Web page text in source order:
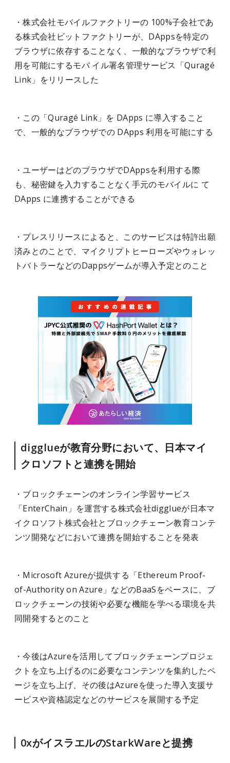
・株式会社モバイルファクトリーの 100%子会社であ
る株式会社ビットファクトリーが、DAppsを特定の
ブラウザに依存することなく、一般的なブラウザで利
用を可能にするモバ イル署名管理サービス「Quragé
Link」をリリースした
・この「Quragé Link」を DApps に導入すること
で、一般的なブラウザでの DApps 利用を可能にする
・ユーザーはどのブラウザでDAppsを利用する際
も、秘密鍵を入力することなく手元のモバイルに て
DApps に連携することができる
・プレスリリースによると、このサービスは特許出願
済みとのことで、マイクリプトヒーローズやウォレッ
トバトラーなどのDappsゲームが導入予定とのこと
digglueが教育分野において、日本マイ
クロソフトと連携を開始
・ブロックチェーンのオンライン学習サービス
「EnterChain」を運営する株式会社digglueが日本マ
イクロソフト株式会社とブロックチェーン教育コンテ
ンツ開発などにおいて連携を開始することを発表
・Microsoft Azureが提供する「Ethereum Proof-
of-Authority on Azure」などのBaaSをベースに、ブ
ロックチェーンの技術や必要な機能を学べる環境を共
同開発するとのこと
・今後はAzureを活用してブロックチェーンプロジェ
クトを立ち上げるのに必要なコンテンツを集約したペ
ージを立ち上げ、その後はAzureを使った導入支援サ
ービスや資格認定などのサービスを展開する予定
0xがイスラエルのStarkWareと提携